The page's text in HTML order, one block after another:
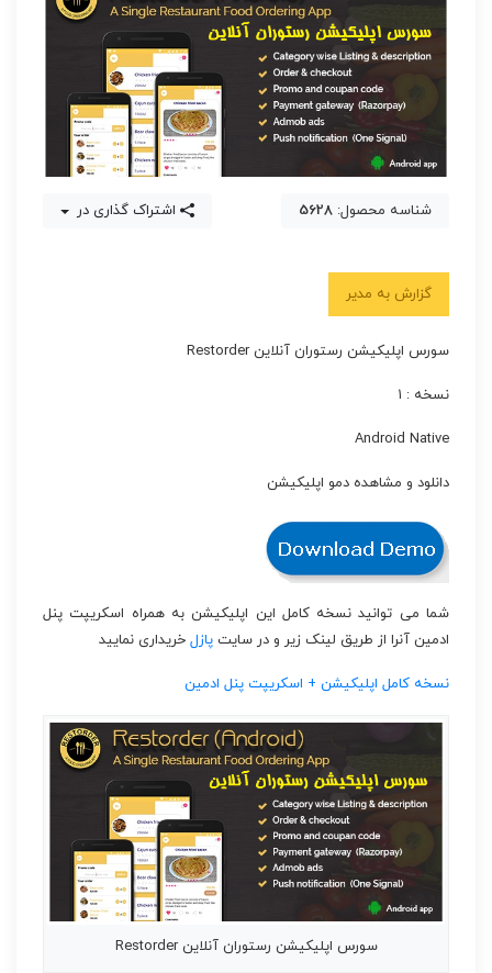
شناسه محصول: 5628 اشتراک گذاری در
گزارش به مدیر
سورس اپلیکیشن رستوران آنلاین Restorder
نسخه : ۱
Android Native
دانلود و مشاهده دمو اپلیکیشن
شما می توانید نسخه کامل این اپلیکیشن به همراه اسکریپت پنل
ادمین آنرا از طریق لینک زیر و در سایت پازل خریداری نمایید
نسخه کامل اپلیکیشن + اسکریپت پنل ادمین
سورس اپلیکیشن رستوران آنلاین Restorder